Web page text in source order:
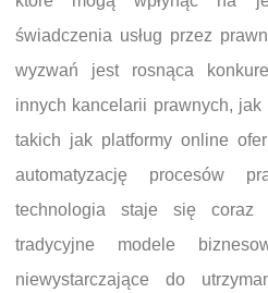
świadczenia usług przez
wyzwań jest rosnąca
innych kancelarii prawnych,
takich jak platformy online
automatyzację procesów
technologia staje się coraz
tradycyjne modele
niewystarczające do